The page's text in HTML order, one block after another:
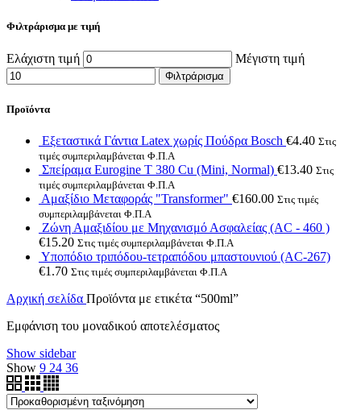
Φιλτράρισμα με τιμή
Ελάχιστη τιμή Μέγιστη τιμή
Φιλτράρισμα
Προϊόντα
Εξεταστικά Γάντια Latex χωρίς Πούδρα Bosch €4.40 Στις
τιμές συμπεριλαμβάνεται Φ.Π.Α
Σπείραμα Eurogine Τ 380 Cu (Mini, Normal) €13.40 Στις
τιμές συμπεριλαμβάνεται Φ.Π.Α
Αμαξίδιο Μεταφοράς "Transformer" €160.00 Στις τιμές
συμπεριλαμβάνεται Φ.Π.Α
Ζώνη Αμαξιδίου με Μηχανισμό Ασφαλείας (AC - 460 )
€15.20 Στις τιμές συμπεριλαμβάνεται Φ.Π.Α
Υποπόδιο τριπόδου-τετραπόδου μπαστουνιού (AC-267)
€1.70 Στις τιμές συμπεριλαμβάνεται Φ.Π.Α
Αρχική σελίδα Προϊόντα με ετικέτα “500ml”
Εμφάνιση του μοναδικού αποτελέσματος
Show sidebar
Show 9 24 36